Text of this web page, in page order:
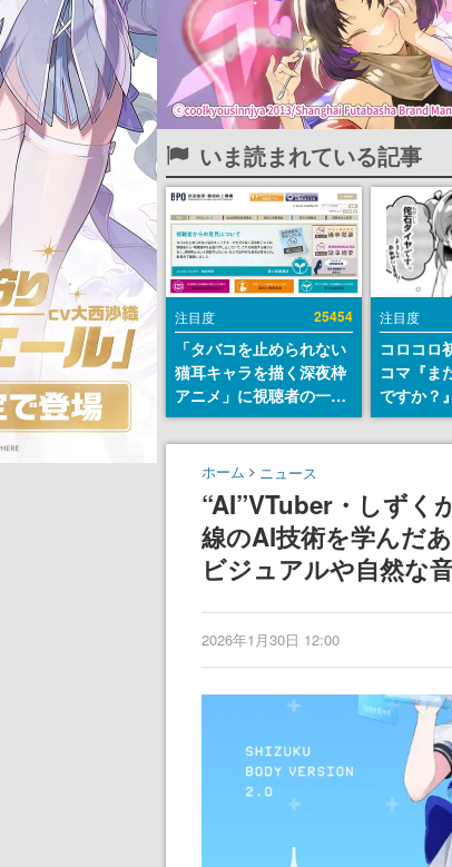
いま読まれている記事
注目度 25454
「タバコを止められない
猫耳キャラを描く深夜枠
アニメ」に視聴者の一部
から批判意見。違法薬物
の使用と思わしき描写も
含めて、BPOが議論を交
注目度
コロコロ
コマ『ま
ですか？
ト。主人
侘石ダイ
する社員
ホーム ニュース
“AI”VTuber・しずく
線のAI技術を学んだ
ビジュアルや自然な
2026年1月30日 12:00